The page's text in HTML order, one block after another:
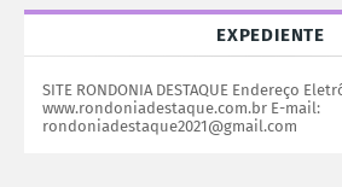
EXPEDIENTE
SITE RONDONIA DESTAQUE Endereço
www.rondoniadestaque.com.br E-mail:
rondoniadestaque2021@gmail.com